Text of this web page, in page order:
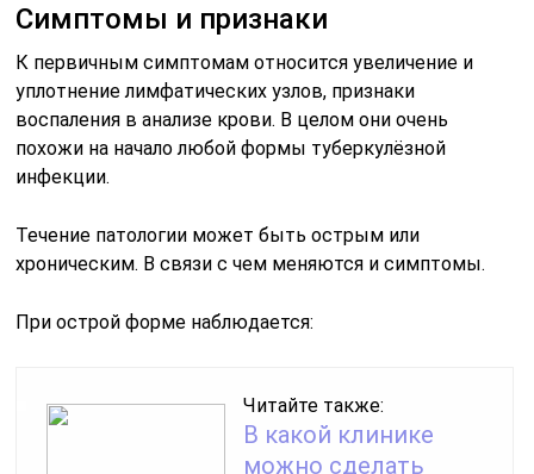
Симптомы и признаки
К первичным симптомам относится увеличение и
уплотнение лимфатических узлов, признаки
воспаления в анализе крови. В целом они очень
похожи на начало любой формы туберкулёзной
инфекции.
Течение патологии может быть острым или
хроническим. В связи с чем меняются и симптомы.
При острой форме наблюдается:
Читайте также:
В какой клинике
можно сделать